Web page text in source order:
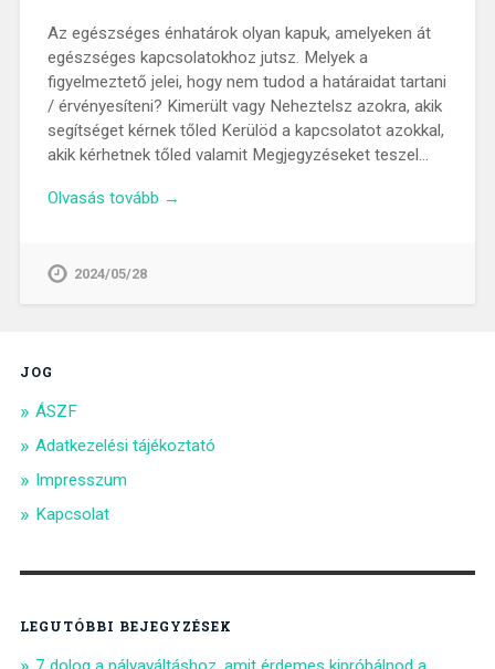
Az egészséges énhatárok olyan kapuk, amelyeken át
egészséges kapcsolatokhoz jutsz. Melyek a
figyelmeztető jelei, hogy nem tudod a határaidat tartani
/ érvényesíteni? Kimerült vagy Neheztelsz azokra, akik
segítséget kérnek tőled Kerülöd a kapcsolatot azokkal,
akik kérhetnek tőled valamit Megjegyzéseket teszel…
Olvasás tovább →
2024/05/28
JOG
ÁSZF
Adatkezelési tájékoztató
Impresszum
Kapcsolat
LEGUTÓBBI BEJEGYZÉSEK